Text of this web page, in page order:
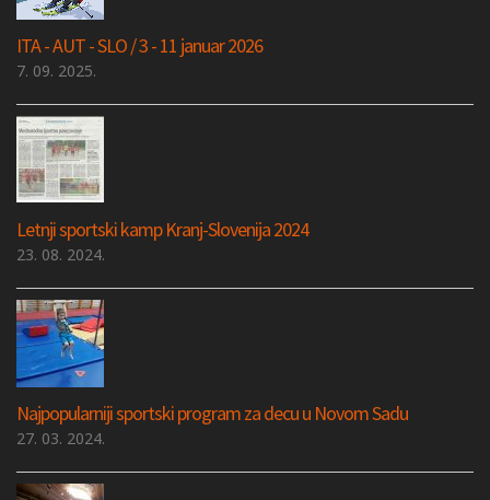
ITA - AUT - SLO / 3 - 11 januar 2026
7. 09. 2025.
Letnji sportski kamp Kranj-Slovenija 2024
23. 08. 2024.
Najpopularniji sportski program za decu u Novom Sadu
27. 03. 2024.